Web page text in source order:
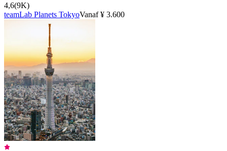
4,6(9K)
teamLab Planets TokyoVanaf ¥ 3.600